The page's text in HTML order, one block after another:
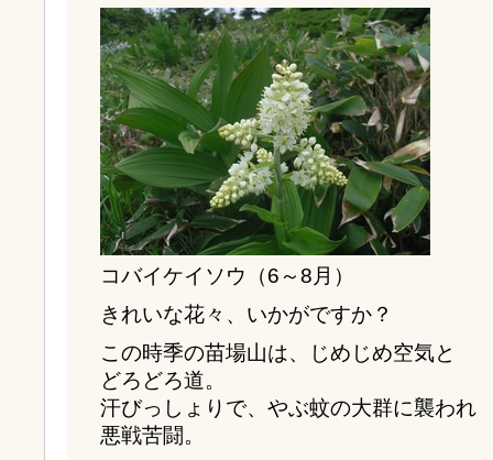
コバイケイソウ（6～8月）
きれいな花々、いかがですか？
この時季の苗場山は、じめじめ空気と
どろどろ道。
汗びっしょりで、やぶ蚊の大群に襲われ
悪戦苦闘。